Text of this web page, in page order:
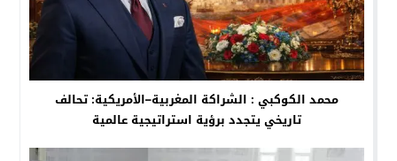
محمد الكوكبي : الشراكة المغربية–الأمريكية: تحالف
تاريخي يتجدد برؤية استراتيجية عالمية